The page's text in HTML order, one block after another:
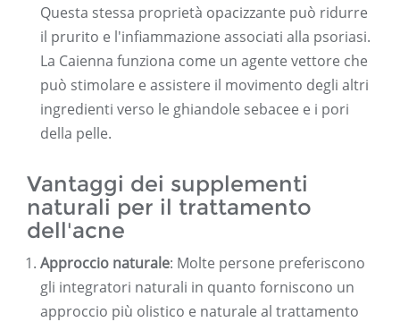
Questa stessa proprietà opacizzante può ridurre
il prurito e l'infiammazione associati alla psoriasi.
La Caienna funziona come un agente vettore che
può stimolare e assistere il movimento degli altri
ingredienti verso le ghiandole sebacee e i pori
della pelle.
Vantaggi dei supplementi
naturali per il trattamento
dell'acne
Approccio naturale: Molte persone preferiscono
gli integratori naturali in quanto forniscono un
approccio più olistico e naturale al trattamento